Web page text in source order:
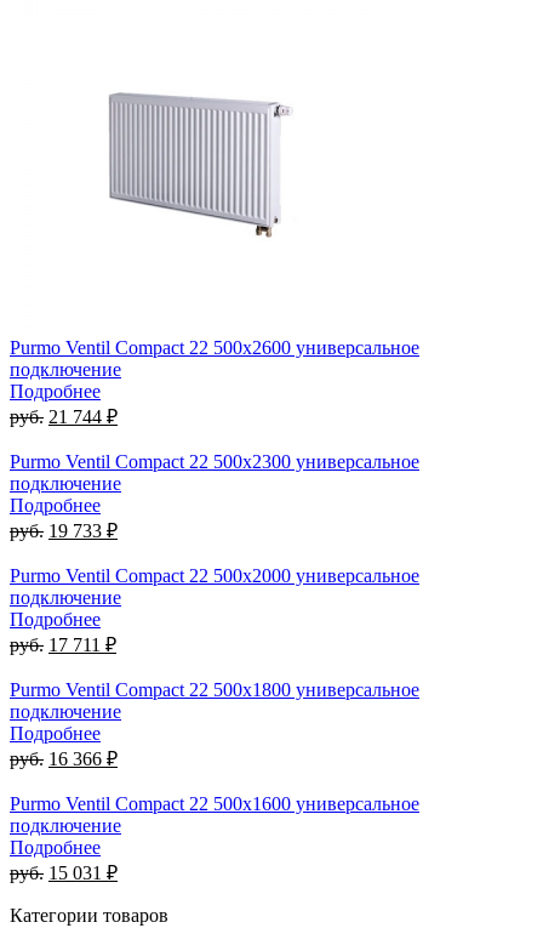
Purmo Ventil Compact 22 500х2600 универсальное
подключение
Подробнее
руб. 21 744 ₽
Purmo Ventil Compact 22 500х2300 универсальное
подключение
Подробнее
руб. 19 733 ₽
Purmo Ventil Compact 22 500х2000 универсальное
подключение
Подробнее
руб. 17 711 ₽
Purmo Ventil Compact 22 500х1800 универсальное
подключение
Подробнее
руб. 16 366 ₽
Purmo Ventil Compact 22 500х1600 универсальное
подключение
Подробнее
руб. 15 031 ₽
Категории товаров